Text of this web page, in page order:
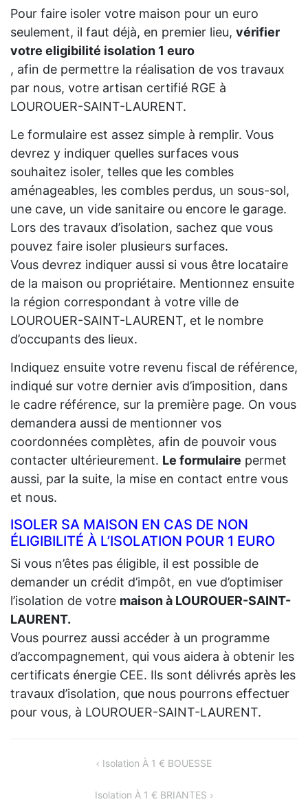
Pour faire isoler votre maison pour un euro
seulement, il faut déjà, en premier lieu, vérifier
votre eligibilité isolation 1 euro
, afin de permettre la réalisation de vos travaux
par nous, votre artisan certifié RGE à
LOUROUER-SAINT-LAURENT.
Le formulaire est assez simple à remplir. Vous
devrez y indiquer quelles surfaces vous
souhaitez isoler, telles que les combles
aménageables, les combles perdus, un sous-sol,
une cave, un vide sanitaire ou encore le garage.
Lors des travaux d’isolation, sachez que vous
pouvez faire isoler plusieurs surfaces.
Vous devrez indiquer aussi si vous être locataire
de la maison ou propriétaire. Mentionnez ensuite
la région correspondant à votre ville de
LOUROUER-SAINT-LAURENT, et le nombre
d’occupants des lieux.
Indiquez ensuite votre revenu fiscal de référence,
indiqué sur votre dernier avis d’imposition, dans
le cadre référence, sur la première page. On vous
demandera aussi de mentionner vos
coordonnées complètes, afin de pouvoir vous
contacter ultérieurement. Le formulaire permet
aussi, par la suite, la mise en contact entre vous
et nous.
ISOLER SA MAISON EN CAS DE NON
ÉLIGIBILITÉ À L’ISOLATION POUR 1 EURO
Si vous n’êtes pas éligible, il est possible de
demander un crédit d’impôt, en vue d’optimiser
l’isolation de votre maison à LOUROUER-SAINT-
LAURENT.
Vous pourrez aussi accéder à un programme
d’accompagnement, qui vous aidera à obtenir les
certificats énergie CEE. Ils sont délivrés après les
travaux d’isolation, que nous pourrons effectuer
pour vous, à LOUROUER-SAINT-LAURENT.
Isolation À 1 € BOUESSE
Isolation À 1 € BRIANTES